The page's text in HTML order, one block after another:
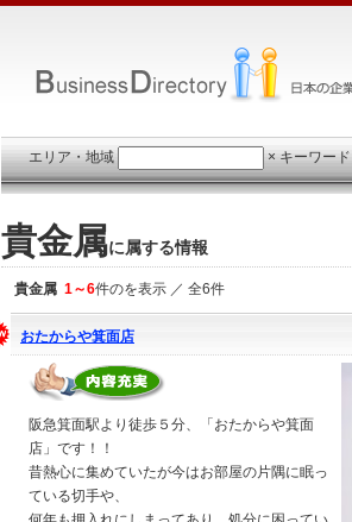
エリア・地域 × キーワード
貴金属に属する情報
貴金属 1～6件のを表示 ／ 全6件
おたからや箕面店
阪急箕面駅より徒歩５分、「おたからや箕面
店」です！！
昔熱心に集めていたが今はお部屋の片隅に眠っ
ている切手や、